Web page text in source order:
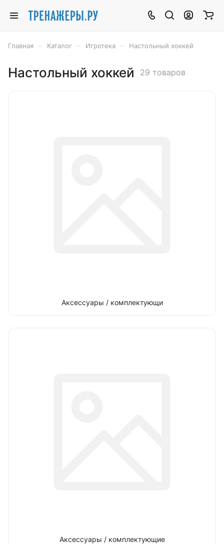
Главная Каталог Игротека Настольный хоккей
Настольный хоккей 29 товаров
Аксессуары / комплектующи
Аксессуары / комплектующие